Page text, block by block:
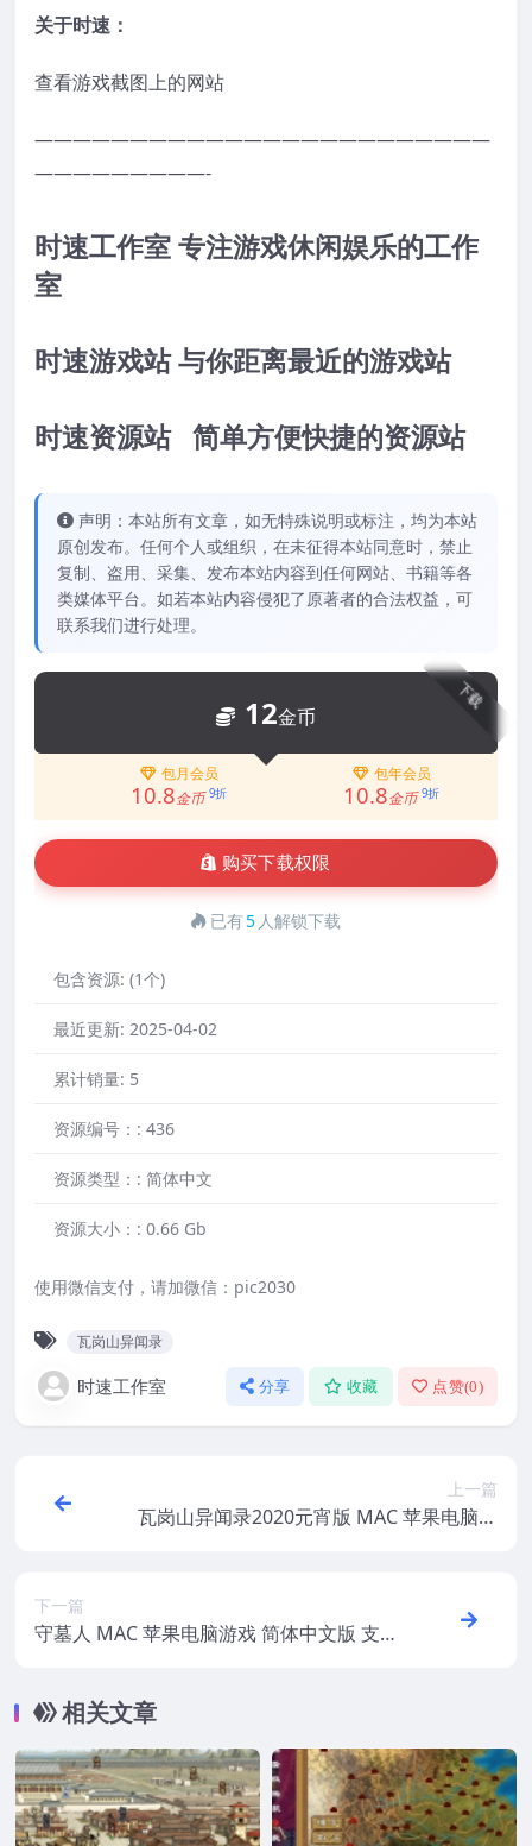
关于时速：
查看游戏截图上的网站
————————————————————————
—————————-
时速工作室 专注游戏休闲娱乐的工作
室
时速游戏站 与你距离最近的游戏站
时速资源站 简单方便快捷的资源站
声明：本站所有文章，如无特殊说明或标注，均为本站
原创发布。任何个人或组织，在未征得本站同意时，禁止
复制、盗用、采集、发布本站内容到任何网站、书籍等各
类媒体平台。如若本站内容侵犯了原著者的合法权益，可
联系我们进行处理。
下载
12金币
包月会员
10.8金币 9折
包年会员
10.8金币 9折
购买下载权限
已有5 人解锁下载
包含资源: (1个)
最近更新: 2025-04-02
累计销量: 5
资源编号：: 436
资源类型：: 简体中文
资源大小：: 0.66 Gb
使用微信支付，请加微信：pic2030
瓦岗山异闻录
时速工作室 分享 收藏 点赞(0)
上一篇
瓦岗山异闻录2020元宵版 MAC 苹果电脑游
下一篇
守墓人 MAC 苹果电脑游戏 简体中文版 支援
相关文章